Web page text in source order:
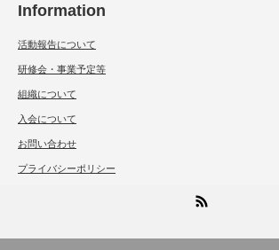
Information
活動報告について
研修会・事業予定等
組織について
入会について
お問い合わせ
プライバシーポリシー